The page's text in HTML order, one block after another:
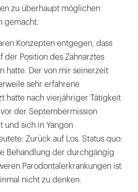
zu überhaupt möglichen
gemacht.
Konzepten entgegen, dass
der Position des Zahnarztes
hatte. Der von mir seinerzeit
sehr erfahrene
hatte nach vierjähriger Tätigkeit
der Septembermission
und sich in Yangon
Zurück auf Los. Status quo:
Behandlung der durchgängig
Parodontalerkrankungen ist
nicht zu denken.